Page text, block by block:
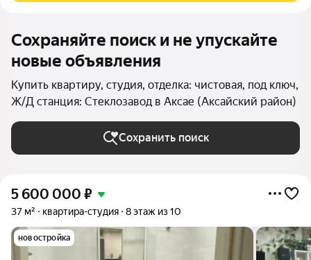
Сохраняйте поиск и не упускайте
новые объявления
Купить квартиру, студия, отделка: чистовая, под ключ,
Ж/Д станция: Стеклозавод в Аксае (Аксайский район)
Сохранить поиск
5 600 000 ₽
37 м² квартира-студия 8 этаж из 10
новостройка